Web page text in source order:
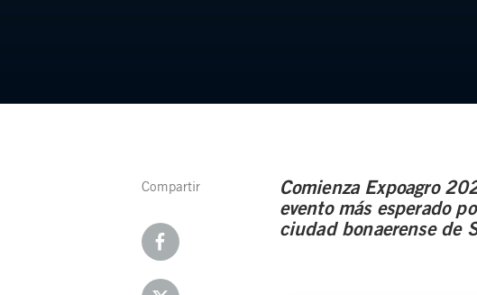
Compartir
Comienza Expoagro
evento más esperado
ciudad bonaerense de